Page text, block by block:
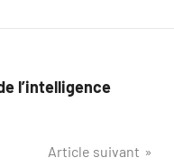
l’intelligence
Article suivant